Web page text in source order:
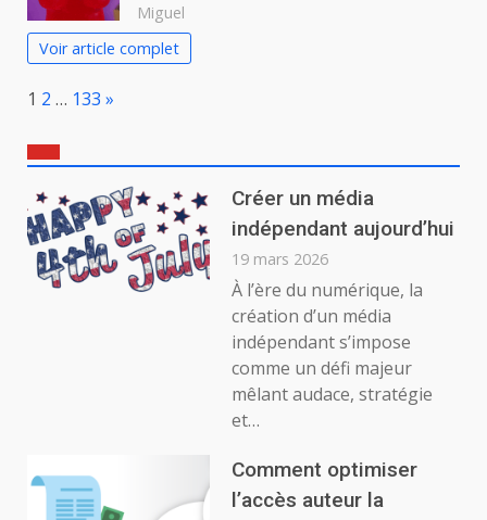
Miguel
Voir article complet
Page:
1 2 … 133 Next
»
Créer un média
indépendant aujourd’hui
19 mars 2026
À l’ère du numérique, la
création d’un média
indépendant s’impose
comme un défi majeur
mêlant audace, stratégie
et…
Comment optimiser
l’accès auteur la